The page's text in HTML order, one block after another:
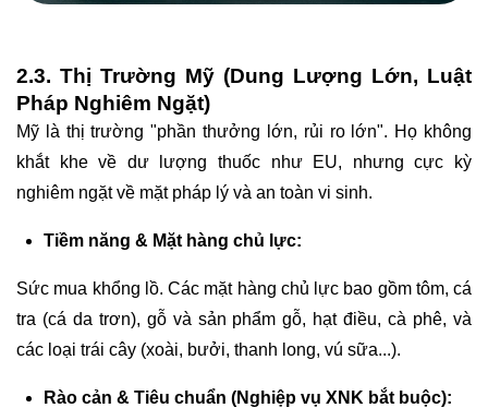
2.3. Thị Trường Mỹ (Dung Lượng Lớn, Luật
Pháp Nghiêm Ngặt)
Mỹ là thị trường "phần thưởng lớn, rủi ro lớn". Họ không
khắt khe về dư lượng thuốc như EU, nhưng cực kỳ
nghiêm ngặt về mặt pháp lý và an toàn vi sinh.
Tiềm năng & Mặt hàng chủ lực:
Sức mua khổng lồ. Các mặt hàng chủ lực bao gồm tôm, cá
tra (cá da trơn), gỗ và sản phẩm gỗ, hạt điều, cà phê, và
các loại trái cây (xoài, bưởi, thanh long, vú sữa...).
Rào cản & Tiêu chuẩn (Nghiệp vụ XNK bắt buộc):